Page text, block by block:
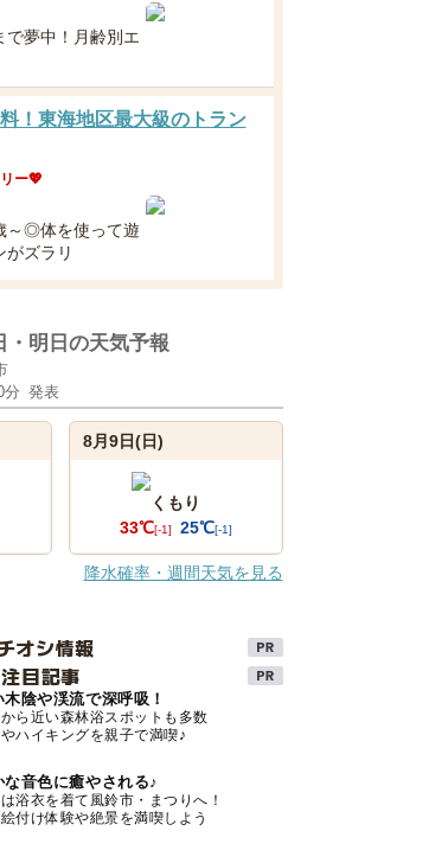
で夢中！月齢別エ
！東海地区最大級のトラン
ー💖
～◎体を使って遊
がズラリ
・明日の天気予報
分 発表
8月9日(日)
くもり
33℃[-1] 25℃[-1]
降水確率・週間天気を見る
オシ情報
目記事
木陰や渓流で深呼吸！
ら近い森林浴スポットも多数
ハイキングを親子で満喫♪
な音色に癒やされる♪
浴衣を着て風鈴市・まつりへ！
付け体験や絶景を満喫しよう